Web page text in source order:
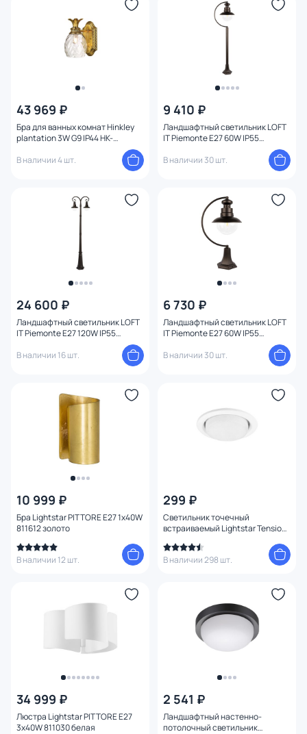
43 969 ₽
Бра для ванных комнат Hinkley
plantation 3W G9 IP44 HK-
В наличии 4 шт.
9 410 ₽
Ландшафтный светильник LOFT
IT Piemonte E27 60W IP55
В наличии 30 шт.
24 600 ₽
Ландшафтный светильник LOFT
IT Piemonte E27 120W IP55
В наличии 16 шт.
6 730 ₽
Ландшафтный светильник LOFT
IT Piemonte E27 60W IP55
В наличии 30 шт.
10 999 ₽
Бра Lightstar PITTORE E27 1х40W
811612 золото
В наличии 12 шт.
299 ₽
Светильник точечный
встраиваемый Lightstar Tensio
В наличии 298 шт.
34 999 ₽
Люстра Lightstar PITTORE E27
3х40W 811030 белая
2 541 ₽
Ландшафтный настенно-
потолочный светильник
Конструкция